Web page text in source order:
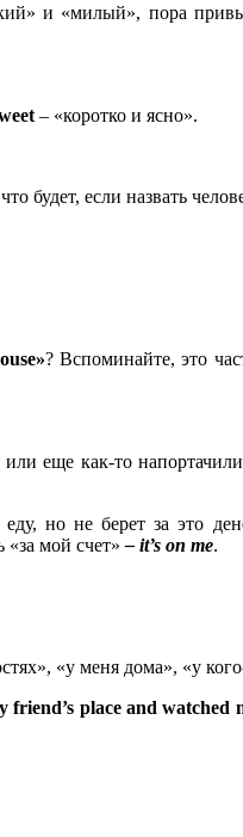
и «милый», пора
– «коротко и ясно».
будет, если назвать
»? Вспоминайте, это
еще как-то
но не берет за это
«за мой счет»– it’s on me.
«у меня дома», «у
friend’s place and watched